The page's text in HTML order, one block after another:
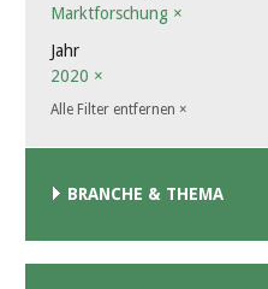
Marktforschung ×
Jahr
2020 ×
Alle Filter entfernen ×
BRANCHE & THEMA